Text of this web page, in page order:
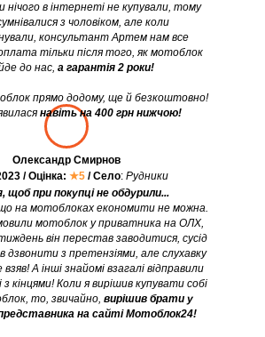
щоб при покупці не обдурили...
на мотоблоках економити не можна.
мотоблок у приватника на ОЛХ,
він перестав заводитися, сусід
дзвонити з претензіями, але слухавку
А інші знайомі взагалі відправили
кінцями! Коли я вирішив купувати собі
то, звичайно, вирішив брати у
на сайті Мотоблок24!
Олександр Смирнов
/ Оцінка: ★5 / Село: Рудники
нічого в інтернеті не купували, тому
з чоловіком, але коли
консультант Артем нам все
тільки після того, як мотоблок
до нас, а гарантія 2 роки!
прямо додому, ще й безкоштовно!
навіть на 400 грн нижчою!